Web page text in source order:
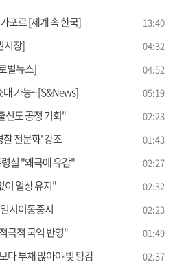
포르 [세계 속 한국] 13:40
시장] 04:32
벌뉴스] 04:52
가능~ [S&News] 05:19
신도 공정 기회" 02:23
전문화' 강조 01:43
실 "왜곡에 유감" 02:27
이 일상 유지" 02:32
시이동중지 02:23
극적 국익 반영" 01:49
다 부채 많아야 빚 탕감 02:37